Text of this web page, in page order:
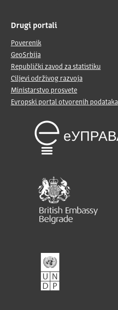
Drugi portali
Poverenik
GeoSrbija
Republički zavod za statistiku
Ciljevi održivog razvoja
Ministarstvo prosvete
Evropski portal otvorenih podataka